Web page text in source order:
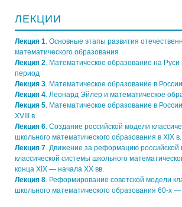
ЛЕКЦИИ
Лекция 1. Основные этапы развития
математического образования
Лекция 2. Математическое образование на Руси
период
Лекция 3. Математическое образование в России
Лекция 4. Леонард Эйлер и математическое
Лекция 5. Математическое образование в
XVIII в.
Лекция 6. Создание российской модели
школьного математического образования в XIX в.
Лекция 7. Движение за реформацию российской
классической системы школьного
конца XIX — начала ХХ вв.
Лекция 8. Реформирование советской модели
школьного математического образования 60-х —